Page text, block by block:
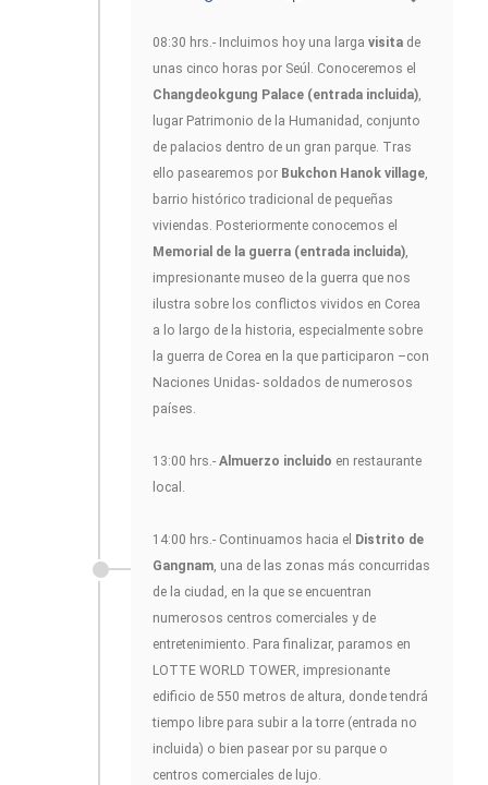
08:30 hrs.- Incluimos hoy una larga visita de
unas cinco horas por Seúl. Conoceremos el
Changdeokgung Palace (entrada incluida),
lugar Patrimonio de la Humanidad, conjunto
de palacios dentro de un gran parque. Tras
ello pasearemos por Bukchon Hanok village,
barrio histórico tradicional de pequeñas
viviendas. Posteriormente conocemos el
Memorial de la guerra (entrada incluida),
impresionante museo de la guerra que nos
ilustra sobre los conflictos vividos en Corea
a lo largo de la historia, especialmente sobre
la guerra de Corea en la que participaron –con
Naciones Unidas- soldados de numerosos
países.
13:00 hrs.- Almuerzo incluido en restaurante
local.
14:00 hrs.- Continuamos hacia el Distrito de
Gangnam, una de las zonas más concurridas
de la ciudad, en la que se encuentran
numerosos centros comerciales y de
entretenimiento. Para finalizar, paramos en
LOTTE WORLD TOWER, impresionante
edificio de 550 metros de altura, donde tendrá
tiempo libre para subir a la torre (entrada no
incluida) o bien pasear por su parque o
centros comerciales de lujo.